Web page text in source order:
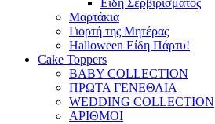
Μαρτάκια
Γιορτή της Μητέρας
Halloween Είδη Πάρτυ!
Cake Toppers
BABY COLLECTION
ΠΡΩΤΑ ΓΕΝΕΘΛΙΑ
WEDDING COLLECTION
ΑΡΙΘΜΟΙ